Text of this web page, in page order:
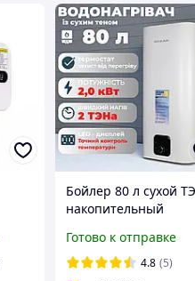
Бойлер 80 л сухой
накопительный
Бойлер с сухим теном
80
Готово к отправке
4.8 (5)